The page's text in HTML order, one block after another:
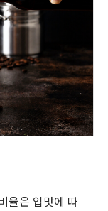
율은 입맛에 따